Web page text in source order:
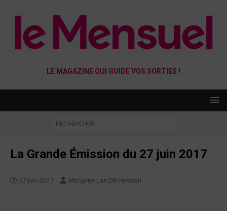
LE MAGAZINE QUI GUIDE VOS SORTIES !
La Grande Émission du 27 juin 2017
27 juin 2017 Morgane Las Dit Peisson